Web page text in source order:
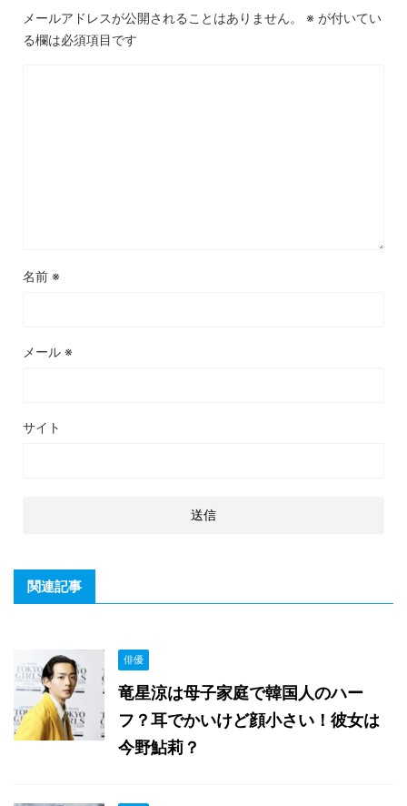
メールアドレスが公開されることはありません。 ※ が付いてい
る欄は必須項目です
名前 ※
メール ※
サイト
関連記事
俳優
竜星涼は母子家庭で韓国人のハー
フ？耳でかいけど顔小さい！彼女は
今野鮎莉？